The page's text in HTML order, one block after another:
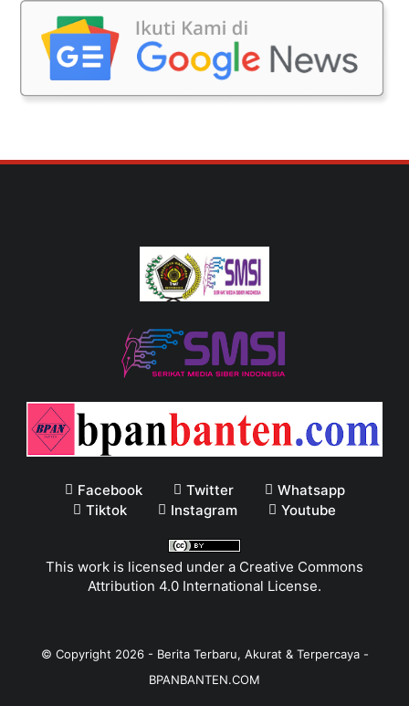
Facebook Twitter
Whatsapp
Tiktok
Instagram Youtube
This work is licensed under a Creative Commons
Attribution 4.0 International License.
© Copyright 2026- Berita Terbaru, Akurat & Terpercaya -
BPANBANTEN.COM